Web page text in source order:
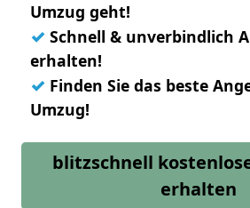
Umzug geht!
✓ Schnell & unverbindlich
erhalten!
✓ Finden Sie das beste
Umzug!
blitzschnell
erhalten